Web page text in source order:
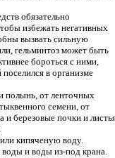
обязательно
избежать негативных
вызвать сильную
гельминтоз может быть
бороться с ними,
в организме
полынь, от ленточных
семени, от
и березовые почки и
кипяченую воду.
и воды из-под крана.